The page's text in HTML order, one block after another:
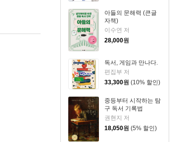
아들의 문해력 (큰글
자책)
이수연 저
28,000원
독서, 게임과 만나다.
편집부 저
33,300원 (10% 할인)
중등부터 시작하는 탐
구 독서 기록법
권현지 저
18,050원 (5% 할인)